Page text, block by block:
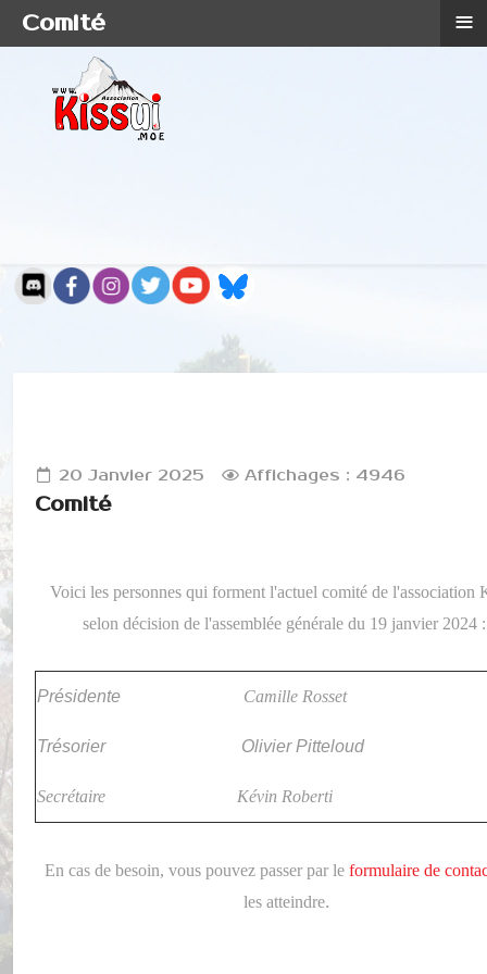
20 Janvier 2025 Affichages : 4946
Comité
Voici les personnes qui forment l'actuel comité de l'association
selon décision de l'assemblée générale du 19 janvier 2024
Présidente Camille Rosset
Trésorier Olivier Pitteloud
Secrétaire Kévin Roberti
En cas de besoin, vous pouvez passer par le formulaire de
les atteindre.
Comité ≡